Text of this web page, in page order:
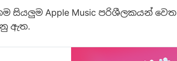
සියලුම Apple Music පරිශීලකයන් වෙත
ඇත.